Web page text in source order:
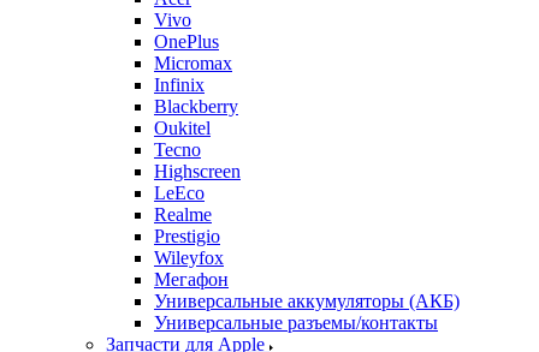
Vivo
OnePlus
Micromax
Infinix
Blackberry
Oukitel
Tecno
Highscreen
LeEco
Realme
Prestigio
Wileyfox
Мегафон
Универсальные аккумуляторы (АКБ)
Универсальные разъемы/контакты
Запчасти для Apple